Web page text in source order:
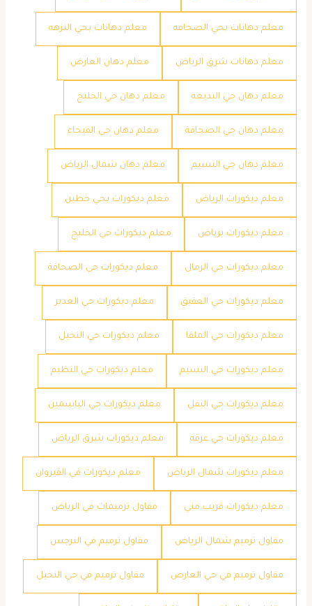
معلم دهانات بحي الصحافه معلم دهانات بحي النزهه
معلم دهانات شرق الرياض معلم دهان العارض
معلم دهان حي البديعه معلم دهان حي الخليج
معلم دهان حي الصحافة معلم دهان حي الفيحاء
معلم دهان حي النسيم معلم دهان شمال الرياض
معلم ديكورات الرياض معلم ديكورات بحي حطين
معلم ديكورات برياض معلم ديكورات حي الخليج
معلم ديكورات حي الرمال معلم ديكورات حي الصحافة
معلم ديكورات حي العقيق معلم ديكورات حي الغدير
معلم ديكورات حي الملقا معلم ديكورات حي النخيل
معلم ديكورات حي النسيم معلم ديكورات حي النظيم
معلم ديكورات حي النفل معلم ديكورات حي الياسمين
معلم ديكورات حي عرقه معلم ديكورات شرق الرياض
معلم ديكورات شمال الرياض معلم ديكورات في القيروان
معلم ديكورات قريب مني مقاول ترميمات في الرياض
مقاول ترميم شمال الرياض مقاول ترميم في النرجس
مقاول ترميم في حي العارض مقاول ترميم في حي النخيل